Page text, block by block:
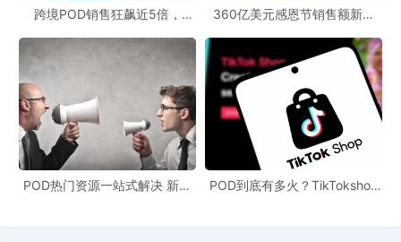
然而，跨境电商的发展并非一帆风顺，未来仍需聚焦城乡区域协同
与生态体系完善。当前，中西部地区和下沉市场如同尚未开发的宝
藏，仍具较大潜力。近年来，我国农村消费市场零售额增速连续多
年高于城镇。今年前 11 个月，商务大数据监测显示农村网上零售额
增长 9.8%。因此，加快农村电商基础设施建设刻不容缓。通过“数
商兴农”行动培育“新农人”，打通农产品销售链路，让农村的优质产
品能够走出大山，走向世界。同时，进一步优化消费环境，建立跨
跨境POD销售狂飙近5倍，
360亿美元感恩节销售额新纪
新风潮！
POD热门资源一站式解决 新手
POD到底有多火？TikTokshop